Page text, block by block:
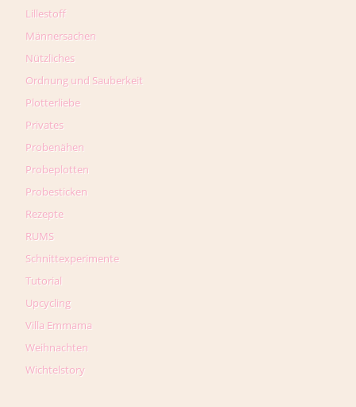
Lillestoff
Männersachen
Nützliches
Ordnung und Sauberkeit
Plotterliebe
Privates
Probenähen
Probeplotten
Probesticken
Rezepte
RUMS
Schnittexperimente
Tutorial
Upcycling
Villa Emmama
Weihnachten
Wichtelstory